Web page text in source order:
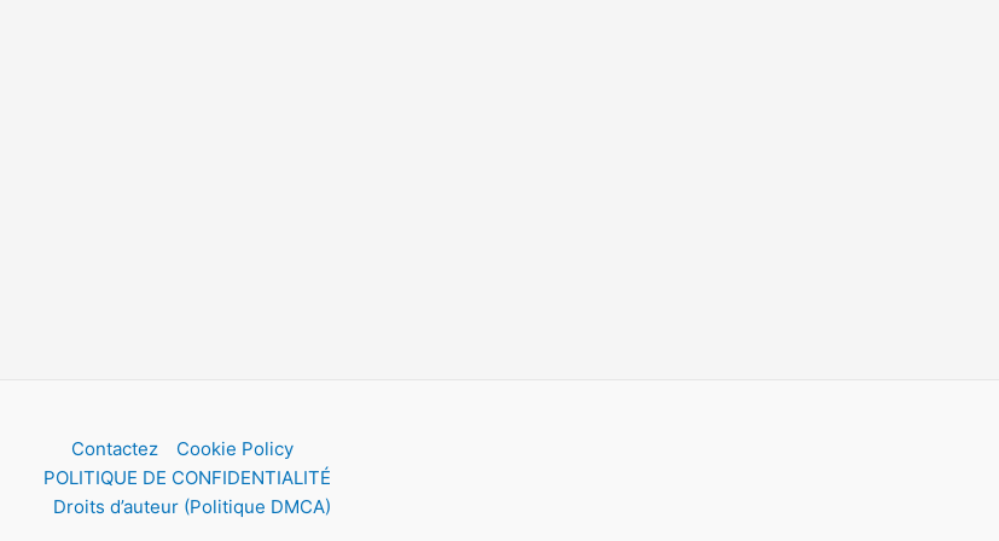
Contactez
Cookie Policy
POLITIQUE DE CONFIDENTIALITÉ
Droits d’auteur (Politique DMCA)